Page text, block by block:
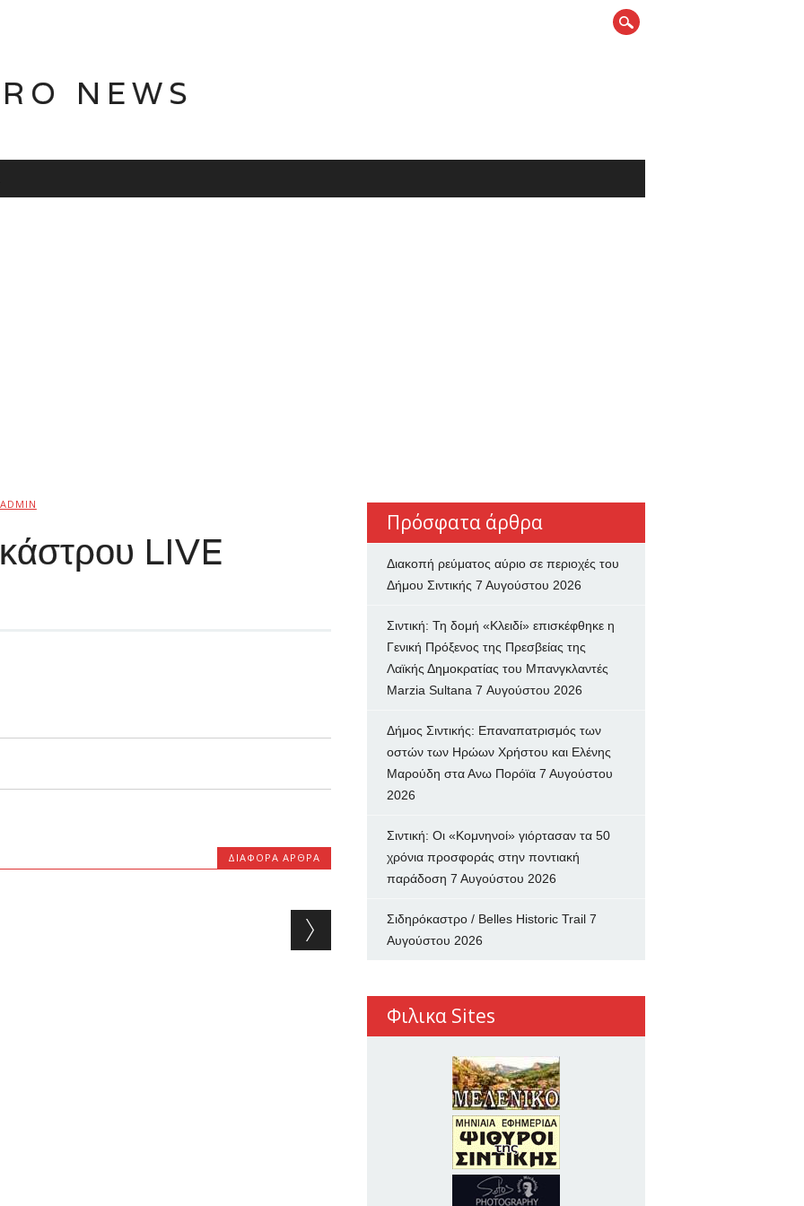
NEWS
LIVE
ΔΙΆΦΟΡΑ ΆΡΘΡΑ
Πρόσφατα άρθρα
Διακοπή ρεύματος αύριο σε περιοχές του
Δήμου Σιντικής 7 Αυγούστου 2026
Σιντική: Τη δομή «Κλειδί» επισκέφθηκε η
Γενική Πρόξενος της Πρεσβείας της
Λαϊκής Δημοκρατίας του Μπανγκλαντές
Marzia Sultana 7 Αυγούστου 2026
Δήμος Σιντικής: Επαναπατρισμός των
oστών των Ηρώων Χρήστου και Ελένης
Μαρούδη στα Ανω Πορόϊα 7 Αυγούστου
2026
Σιντική: Οι «Κομνηνοί» γιόρτασαν τα 50
χρόνια προσφοράς στην ποντιακή
παράδοση 7 Αυγούστου 2026
Σιδηρόκαστρο / Belles Historic Trail 7
Αυγούστου 2026
Φιλικα Sites